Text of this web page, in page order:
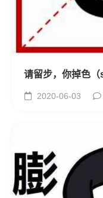
请留步，你掉色（
2020-06-03